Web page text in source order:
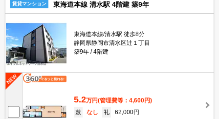
賃貸マンション 東海道本線 清水駅 4階建 築9年
東海道本線/清水駅 徒歩8分
静岡県静岡市清水区辻１丁目
築9年
4階建
5.2万円(管理費等：4,600円)
敷
なし 礼
62,000円